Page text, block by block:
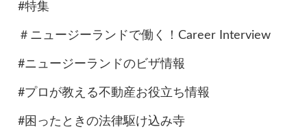
#特集
＃ニュージーランドで働く！Career Interview
#ニュージーランドのビザ情報
#プロが教える不動産お役立ち情報
#困ったときの法律駆け込み寺